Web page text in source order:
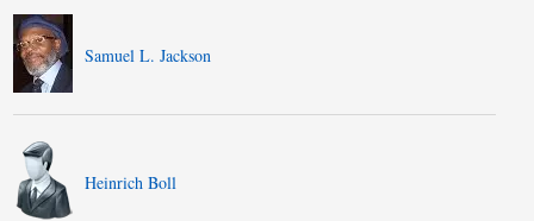
Samuel L. Jackson
Heinrich Boll